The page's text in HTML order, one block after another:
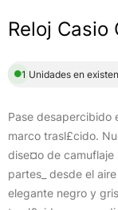
Reloj Casio
1 Unidades en
Pase desapercibido
marco trasl£cido.
dise¤o de camuflaje
partes_ desde el
elegante negro y